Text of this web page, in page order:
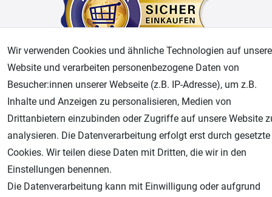
AGB Widerrufsrecht Datenschutz Impressum
Unsere weiteren Shops:
Airbrush-City
Modellbau-City
Wir verwenden Cookies und ähnliche Technologien auf
Website und verarbeiten personenbezogene Daten von
Besucher:innen unserer Webseite (z.B. IP-Adresse), um z.B.
Inhalte und Anzeigen zu personalisieren, Medien von
Drittanbietern einzubinden oder Zugriffe auf unsere Website
analysieren. Die Datenverarbeitung erfolgt erst durch gesetzte
Cookies. Wir teilen diese Daten mit Dritten, die wir in den
Einstellungen benennen.
Die Datenverarbeitung kann mit Einwilligung oder aufgrund